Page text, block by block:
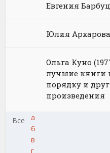
Евгения
Юлия Архарова
Ольга Куно
лучшие книги
порядку и
произведения
Все
а
б
в
г